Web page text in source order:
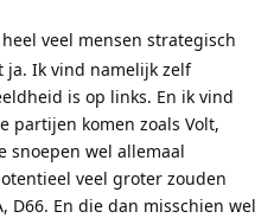
veel mensen strategisch
ja. Ik vind namelijk zelf
is op links. En ik vind
partijen komen zoals Volt,
snoepen wel allemaal
veel groter zouden
D66. En die dan misschien wel